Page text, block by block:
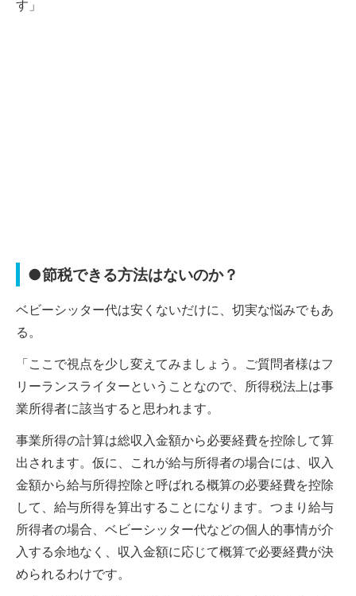
す」
●節税できる方法はないのか？
ベビーシッター代は安くないだけに、切実な悩みでもあ
る。
「ここで視点を少し変えてみましょう。ご質問者様はフ
リーランスライターということなので、所得税法上は事
業所得者に該当すると思われます。
事業所得の計算は総収入金額から必要経費を控除して算
出されます。仮に、これが給与所得者の場合には、収入
金額から給与所得控除と呼ばれる概算の必要経費を控除
して、給与所得を算出することになります。つまり給与
所得者の場合、ベビーシッター代などの個人的事情が介
入する余地なく、収入金額に応じて概算で必要経費が決
められるわけです。